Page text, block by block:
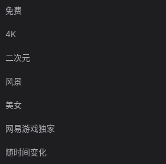
免费
4K
二次元
风景
美女
网易游戏独家
随时间变化